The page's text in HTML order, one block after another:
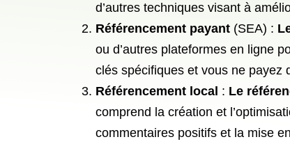
d’autres techniques visant à
Référencement payant (SEA) :
ou d’autres plateformes en ligne
clés spécifiques et vous ne payez
Référencement local : Le
comprend la création et
commentaires positifs et la mise